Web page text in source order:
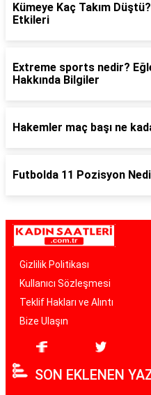
Kümeye Kaç Takım
Etkileri
Extreme sports nedir?
Hakkında Bilgiler
Hakemler maç başı ne
Futbolda 11 Pozisyon
Gizlilik Politikası
Kullanıcı Sözleşmesi
Teklif Hakları ve Alıntı
Bize Ulaşın
SON EKLENEN